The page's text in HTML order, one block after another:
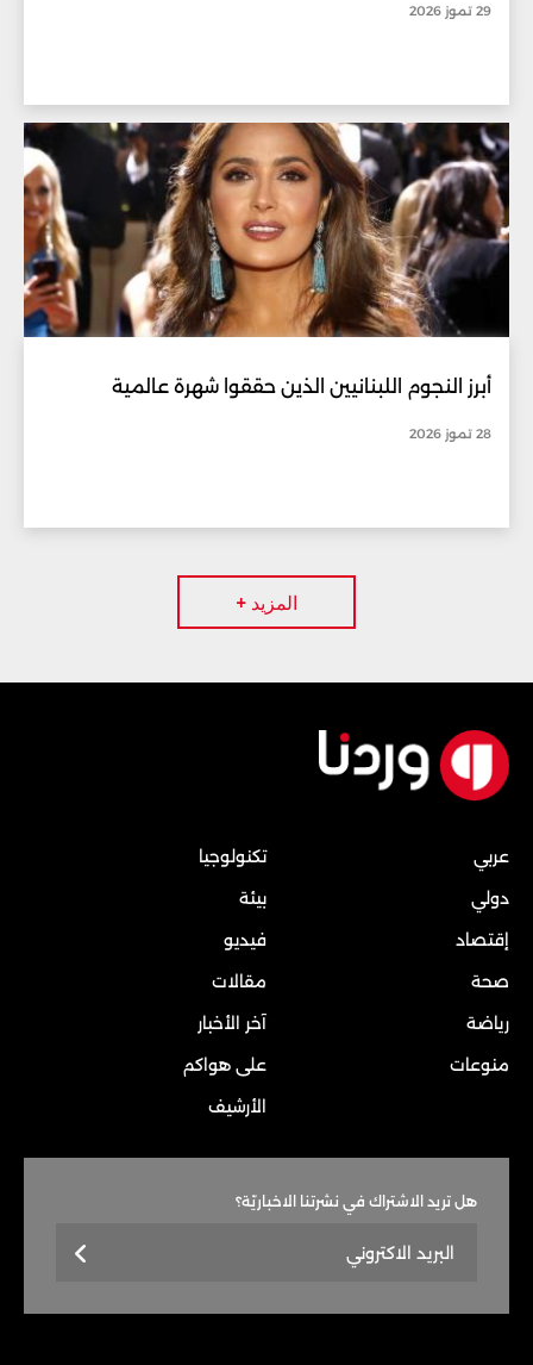
29 تموز 2026
أبرز النجوم اللبنانيين الذين حققوا شهرة عالمية
28 تموز 2026
المزيد +
عربي
دولي
إقتصاد
صحة
رياضة
منوعات
تكنولوجيا
بيئة
فيديو
مقالات
آخر الأخبار
على هواكم
الأرشيف
هل تريد الاشتراك في نشرتنا الاخباريّة؟